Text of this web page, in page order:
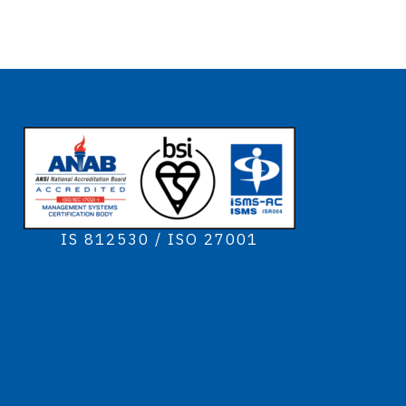
IS 812530 / ISO 27001